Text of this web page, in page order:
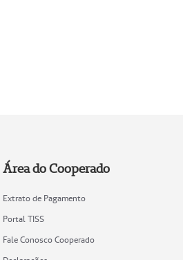
Área do Cooperado
Extrato de Pagamento
Portal TISS
Fale Conosco Cooperado